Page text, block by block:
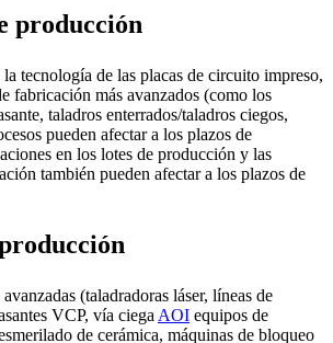
producción
tecnología de las placas de circuito impreso,
fabricación más avanzados (como los
taladros enterrados/taladros ciegos,
pueden afectar a los plazos de
en los lotes de producción y las
también pueden afectar a los plazos de
(taladradoras láser, líneas de
VCP, vía ciega AOI equipos de
de cerámica, máquinas de bloqueo